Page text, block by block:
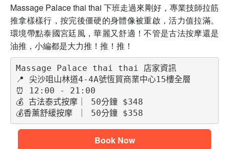
Massage Palace thai thai 下班走過來剛好，專業技師拉筋
推拿樣樣行，按完後僵硬的身體像被重啟，活力值拉滿。
環境帶點泰國宮廷風，華麗又舒適！不管是古法按摩還是
油推，小編都是大力推！推！推！
Massage Palace thai thai 店家資訊
📍 尖沙咀山林道4-4A號恆貿商業中心15樓全層
⏰ 12:00 - 21:00
💰 古法泰式按摩｜ 50分鐘 $348
💰香薰舒緩按摩 ｜ 50分鐘 $358
Book Now